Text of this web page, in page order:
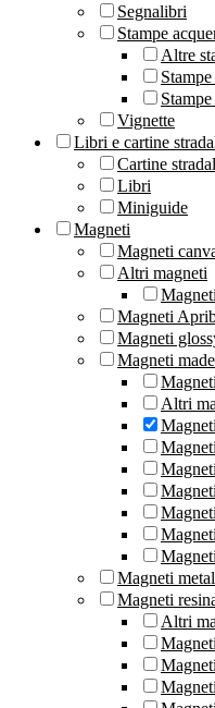
Segnalibri
Stampe
Altre
Vignette
Libri e cartine
Cartine
Libri
Miniguide
Magneti
Magneti
Altri magneti
Magneti
Magneti
Magneti
Altri
Magneti
Magneti
Altri